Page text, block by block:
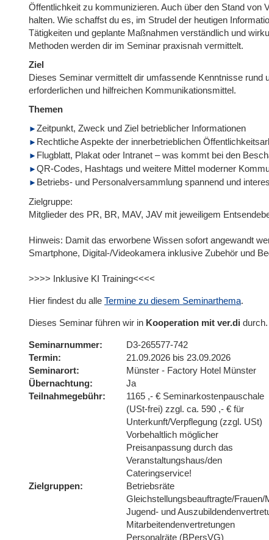
Öffentlichkeit zu kommunizieren. Auch über den Stand von
halten. Wie schaffst du es, im Strudel der heutigen
Tätigkeiten und geplante Maßnahmen verständlich und
Methoden werden dir im Seminar praxisnah vermittelt.
Ziel
Dieses Seminar vermittelt dir umfassende Kenntnisse rund
erforderlichen und hilfreichen Kommunikationsmittel.
Themen
Zeitpunkt, Zweck und Ziel betrieblicher Informationen
Rechtliche Aspekte der innerbetrieblichen
Flugblatt, Plakat oder Intranet – was kommt bei den
QR-Codes, Hashtags und weitere Mittel moderner
Betriebs- und Personalversammlung spannend und
Zielgruppe:
Mitglieder des PR, BR, MAV, JAV mit jeweiligem
Hinweis: Damit das erworbene Wissen sofort angewandt
Smartphone, Digital-/Videokamera inklusive Zubehör und
>>>> Inklusive KI Training<<<<
Hier findest du alle Termine zu diesem Seminarthema.
Dieses Seminar führen wir in Kooperation mit ver.di durch.
Seminarnummer
D3-265577-742
Termin
21.09.2026 bis 23.09.2026
Seminarort
Münster - Factory Hotel Münster
Übernachtung
Ja
Teilnahmegebühr
1165 ,- € Seminarkostenpauschale
(USt-frei) zzgl. ca. 590 ,- € für
Unterkunft/Verpflegung (zzgl. USt)
Vorbehaltlich möglicher
Preisanpassung durch das
Veranstaltungshaus/den
Cateringservice!
Zielgruppen
Betriebsräte
Gleichstellungsbeauftragte/Frauen/
Jugend- und
Mitarbeitendenvertretungen
Personalräte (BPersVG)